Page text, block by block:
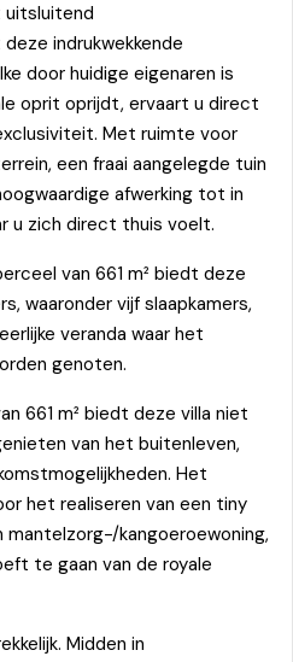
indrukwekkende
door huidige eigenaren is
oprit oprijdt, ervaart u direct
Met ruimte voor
een fraai aangelegde tuin
afwerking tot in
u zich direct thuis voelt.
van 661 m² biedt deze
waaronder vijf slaapkamers,
veranda waar het
genoten.
661 m² biedt deze villa niet
van het buitenleven,
Het
het realiseren van een tiny
kangoeroewoning,
te gaan van de royale
Midden in